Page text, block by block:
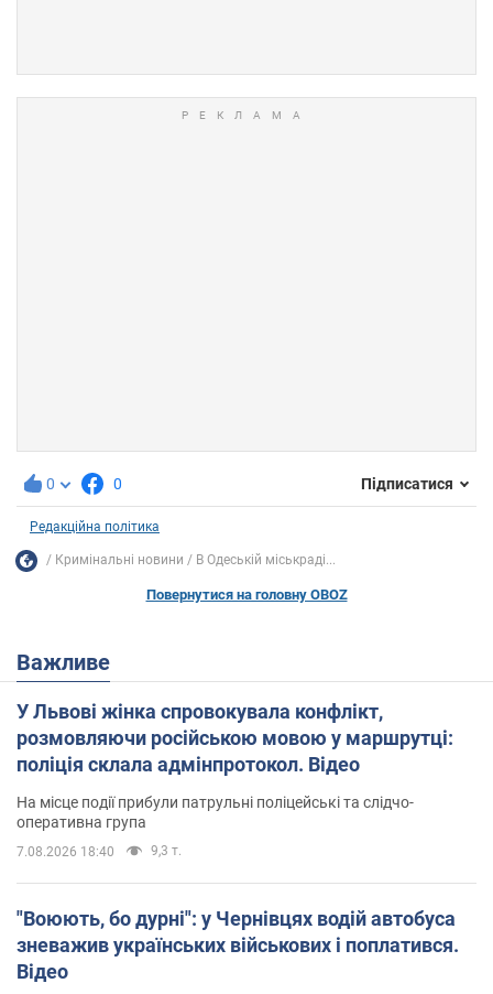
0 0 Підписатися
Редакційна політика
Кримінальні новини В Одеській міськраді...
Повернутися на головну OBOZ
Важливе
У Львові жінка спровокувала конфлікт,
розмовляючи російською мовою у маршрутці:
поліція склала адмінпротокол. Відео
На місце події прибули патрульні поліцейські та слідчо-
оперативна група
7.08.2026 18:40 9,3 т.
"Воюють, бо дурні": у Чернівцях водій автобуса
зневажив українських військових і поплатився.
Відео